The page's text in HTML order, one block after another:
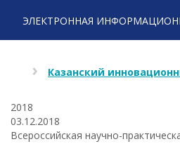
ЭЛЕКТРОННАЯ
Казанский
2018
03.12.2018
Всероссийская научно-